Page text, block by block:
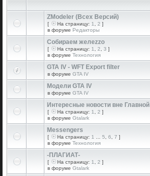
ZModeler (Всех Версий)
[ На страницу: 1 2 ]
в форуме Редакторы
Собираем желеzzо
[ На страницу: 1 2 3 ]
в форуме Технология
GTA IV - WFT Export filter
в форуме GTA IV
Модели GTA IV
в форуме GTA IV
Интересные новости вне Главной
[ На страницу: 1 2 ]
в форуме Gtalark
Messengers
[ На страницу: 1 5 6 7 ]
в форуме Технология
-ПЛАГИАТ-
[ На страницу: 1 2 ]
в форуме Gtalark